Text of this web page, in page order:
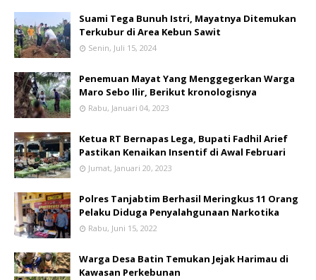
Suami Tega Bunuh Istri, Mayatnya Ditemukan
Terkubur di Area Kebun Sawit
Senin, Juli 15, 2024
Penemuan Mayat Yang Menggegerkan Warga
Maro Sebo Ilir, Berikut kronologisnya
Rabu, Januari 04, 2023
Ketua RT Bernapas Lega, Bupati Fadhil Arief
Pastikan Kenaikan Insentif di Awal Februari
Jumat, Januari 20, 2023
Polres Tanjabtim Berhasil Meringkus 11 Orang
Pelaku Diduga Penyalahgunaan Narkotika
Rabu, Juni 15, 2022
Warga Desa Batin Temukan Jejak Harimau di
Kawasan Perkebunan